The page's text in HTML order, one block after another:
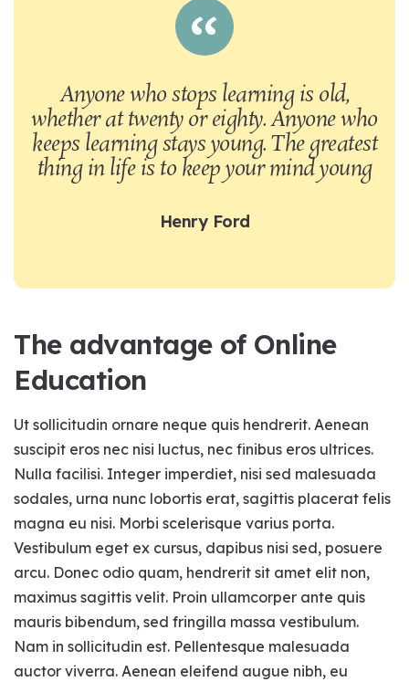
Anyone who stops learning is old,
whether at twenty or eighty. Anyone who
keeps learning stays young. The greatest
thing in life is to keep your mind young
Henry Ford
The advantage of Online
Education
Ut sollicitudin ornare neque quis hendrerit. Aenean
suscipit eros nec nisi luctus, nec finibus eros ultrices.
Nulla facilisi. Integer imperdiet, nisi sed malesuada
sodales, urna nunc lobortis erat, sagittis placerat felis
magna eu nisi. Morbi scelerisque varius porta.
Vestibulum eget ex cursus, dapibus nisi sed, posuere
arcu. Donec odio quam, hendrerit sit amet elit non,
maximus sagittis velit. Proin ullamcorper ante quis
mauris bibendum, sed fringilla massa vestibulum.
Nam in sollicitudin est. Pellentesque malesuada
auctor viverra. Aenean eleifend augue nibh, eu